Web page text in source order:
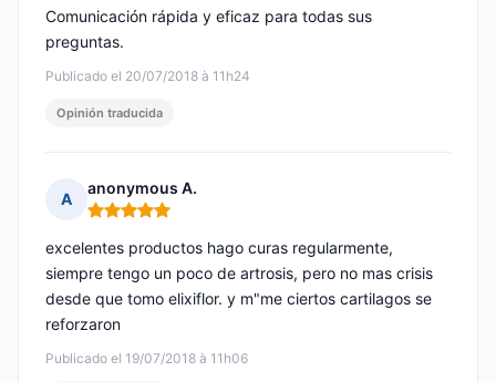
Publicado el 20/07/2018 à 11h24
Comunicación rápida y eficaz para todas sus
preguntas.
Opinión traducida
A
anonymous A.
Nota: 5 de 5
Publicado el 19/07/2018 à 11h06
excelentes productos hago curas regularmente,
siempre tengo un poco de artrosis, pero no mas crisis
desde que tomo elixiflor. y m"me ciertos cartilagos se
reforzaron